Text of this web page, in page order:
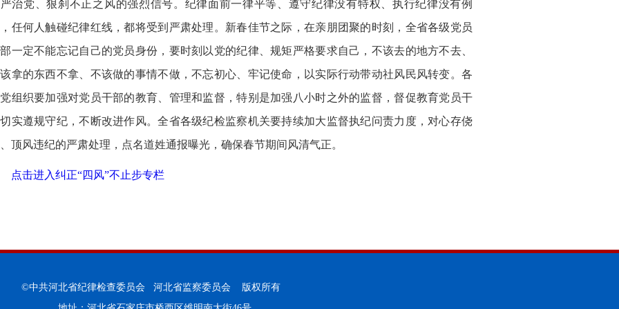
治党、狠刹不正之风的强烈信号。纪律面前一律平等、遵守纪律没有特权、执行纪律没有例
任何人触碰纪律红线，都将受到严肃处理。新春佳节之际，在亲朋团聚的时刻，全省各级党员
一定不能忘记自己的党员身份，要时刻以党的纪律、规矩严格要求自己，不该去的地方不去、
拿的东西不拿、不该做的事情不做，不忘初心、牢记使命，以实际行动带动社风民风转变。各
组织要加强对党员干部的教育、管理和监督，特别是加强八小时之外的监督，督促教育党员干
实遵规守纪，不断改进作风。全省各级纪检监察机关要持续加大监督执纪问责力度，对心存侥
顶风违纪的严肃处理，点名道姓通报曝光，确保春节期间风清气正。
点击进入纠正“四风”不止步专栏
©中共河北省纪律检查委员会 河北省监察委员会 版权所有